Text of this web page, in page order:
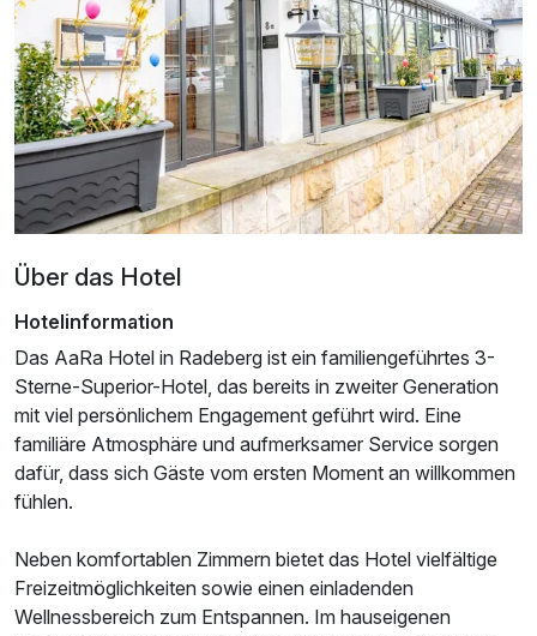
Ausstattung
Für 3 Tage
Über das Hotel
Hotelinformation
Das AaRa Hotel in Radeberg ist ein familiengeführtes 3-
Sterne-Superior-Hotel, das bereits in zweiter Generation
mit viel persönlichem Engagement geführt wird. Eine
familiäre Atmosphäre und aufmerksamer Service sorgen
dafür, dass sich Gäste vom ersten Moment an willkommen
fühlen.
Neben komfortablen Zimmern bietet das Hotel vielfältige
Freizeitmöglichkeiten sowie einen einladenden
Wellnessbereich zum Entspannen. Im hauseigenen